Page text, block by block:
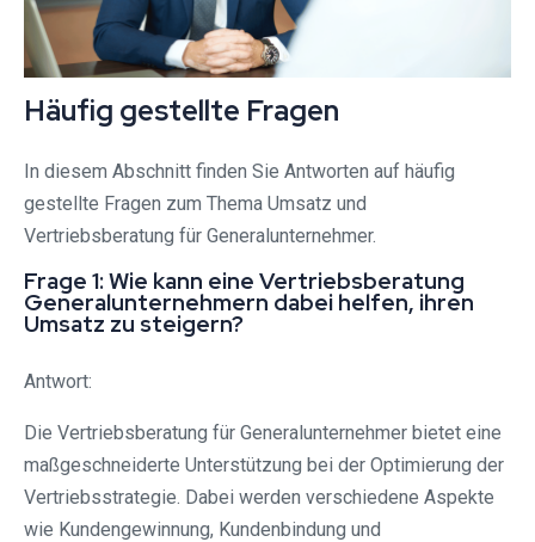
Häufig gestellte Fragen
In diesem Abschnitt finden Sie Antworten auf häufig
gestellte Fragen zum Thema Umsatz und
Vertriebsberatung für Generalunternehmer.
Frage 1: Wie kann eine Vertriebsberatung
Generalunternehmern dabei helfen, ihren
Umsatz zu steigern?
Antwort:
Die Vertriebsberatung für Generalunternehmer bietet eine
maßgeschneiderte Unterstützung bei der Optimierung der
Vertriebsstrategie. Dabei werden verschiedene Aspekte
wie Kundengewinnung, Kundenbindung und